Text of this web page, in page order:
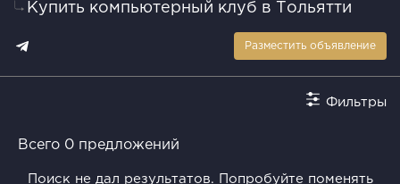
Купить компьютерный клуб в Тольятти
Разместить объявление
Фильтры
Всего 0 предложений
Поиск не дал результатов. Попробуйте поменять